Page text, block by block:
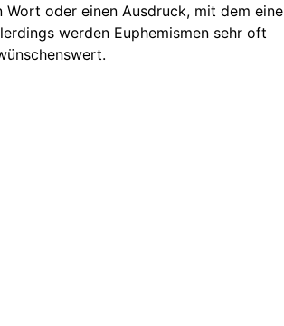
oder einen Ausdruck, mit dem eine
werden Euphemismen sehr oft